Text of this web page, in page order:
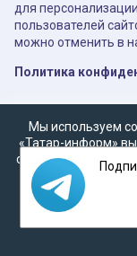
для
пользователей
можно отменить в
Политика
Мы используем
«Татар-информ»
cookie в
на
персональных